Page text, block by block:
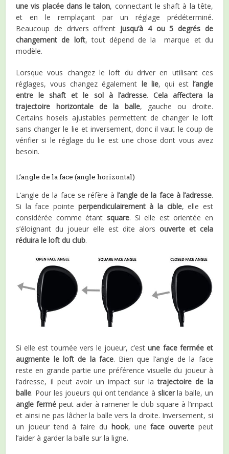
une vis placée dans le talon, connectant le shaft à la tête,
et en le remplaçant par un réglage prédéterminé.
Beaucoup de drivers offrent jusqu’à 4 ou 5 degrés de
changement de loft, tout dépend de la marque et du
modèle.
Lorsque vous changez le loft du driver en utilisant ces
réglages, vous changez également le lie, qui est l’angle
entre le shaft et le sol à l’adresse. Cela affectera la
trajectoire horizontale de la balle, gauche ou droite.
Certains hosels ajustables permettent de changer le loft
sans changer le lie et inversement, donc il vaut le coup de
vérifier si le réglage du lie est une chose dont vous avez
besoin.
L’angle de la face (angle horizontal)
L’angle de la face se réfère àl’angle de la face à l’adresse.
Si la face pointe perpendiculairement à la cible, elle est
considérée comme étant square. Si elle est orientée en
s’éloignant du joueur elle est dite alors ouverte et cela
réduira le loft du club.
Si elle est tournée vers le joueur, c’estune face fermée et
augmente le loft de la face. Bien que l’angle de la face
reste en grande partie une préférence visuelle du joueur à
l’adresse, il peut avoir un impact sur latrajectoire de la
balle. Pour les joueurs qui ont tendance à slicerla balle, un
angle fermé peut aider à ramener le club square à l’impact
et ainsi ne pas lâcher la balle vers la droite. Inversement, si
un joueur tend à faire du hook, uneface ouverte peut
l’aider à garder la balle sur la ligne.